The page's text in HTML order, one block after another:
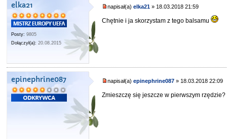
elka21
Posty: 9805
Dołączył(a): 20.08.2015
napisał(a)elka21 » 18.03.2018 21:59
Chętnie i ja skorzystam z tego balsamu
epinephrine087 napisał(a)epinephrine087 » 18.03.2018 22:09
Zmieszczę się jeszcze w pierwszym rzędzie?